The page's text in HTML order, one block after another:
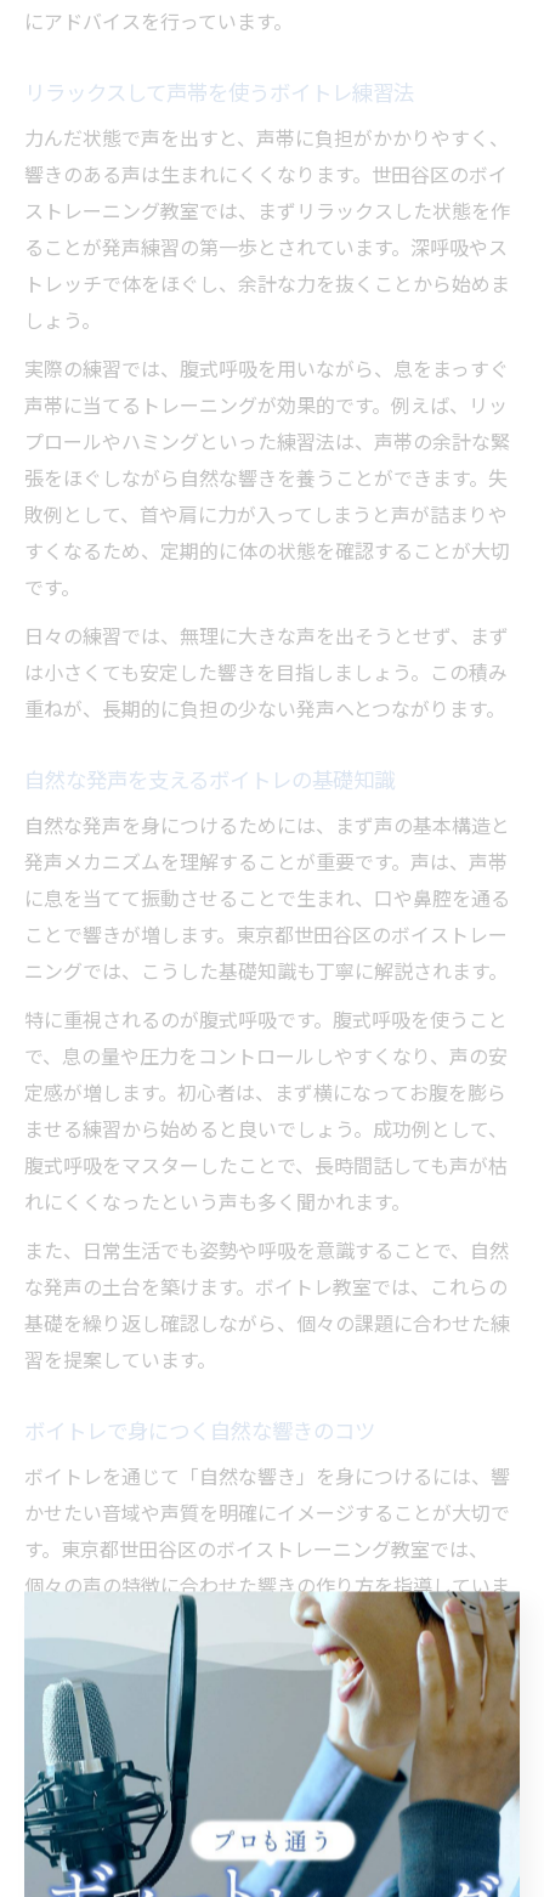
にアドバイスを行っています。
リラックスして声帯を使うボイトレ練習法
力んだ状態で声を出すと、声帯に負担がかかりやすく、
響きのある声は生まれにくくなります。世田谷区のボイ
ストレーニング教室では、まずリラックスした状態を作
ることが発声練習の第一歩とされています。深呼吸やス
トレッチで体をほぐし、余計な力を抜くことから始めま
しょう。
実際の練習では、腹式呼吸を用いながら、息をまっすぐ
声帯に当てるトレーニングが効果的です。例えば、リッ
プロールやハミングといった練習法は、声帯の余計な緊
張をほぐしながら自然な響きを養うことができます。失
敗例として、首や肩に力が入ってしまうと声が詰まりや
すくなるため、定期的に体の状態を確認することが大切
です。
日々の練習では、無理に大きな声を出そうとせず、まず
は小さくても安定した響きを目指しましょう。この積み
重ねが、長期的に負担の少ない発声へとつながります。
自然な発声を支えるボイトレの基礎知識
自然な発声を身につけるためには、まず声の基本構造と
発声メカニズムを理解することが重要です。声は、声帯
に息を当てて振動させることで生まれ、口や鼻腔を通る
ことで響きが増します。東京都世田谷区のボイストレー
ニングでは、こうした基礎知識も丁寧に解説されます。
特に重視されるのが腹式呼吸です。腹式呼吸を使うこと
で、息の量や圧力をコントロールしやすくなり、声の安
定感が増します。初心者は、まず横になってお腹を膨ら
ませる練習から始めると良いでしょう。成功例として、
腹式呼吸をマスターしたことで、長時間話しても声が枯
れにくくなったという声も多く聞かれます。
また、日常生活でも姿勢や呼吸を意識することで、自然
な発声の土台を築けます。ボイトレ教室では、これらの
基礎を繰り返し確認しながら、個々の課題に合わせた練
習を提案しています。
ボイトレで身につく自然な響きのコツ
ボイトレを通じて「自然な響き」を身につけるには、響
かせたい音域や声質を明確にイメージすることが大切で
す。東京都世田谷区のボイストレーニング教室では、
個々の声の特徴に合わせた響きの作り方を指導していま
す。母音の響きを意識しながら、口腔内や鼻腔に共鳴さ
せる練習がポイントです。
具体的には、「ア」「イ」「ウ」「エ」「オ」といった
母音を一つずつ丁寧に発声し、どの位置で最も響くかを
体感しながら練習します。自分の耳で「響く感覚」を覚
えることが上達への近道です。注意点として、響きを追
求するあまり力んでしまうと逆効果になるため、リラッ
クスした状態を維持しましょう。